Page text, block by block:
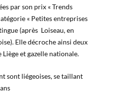
par son prix « Trends
« Petites entreprises
(après Loiseau, en
Elle décroche ainsi deux
et gazelle nationale.
sont liégeoises, se taillant